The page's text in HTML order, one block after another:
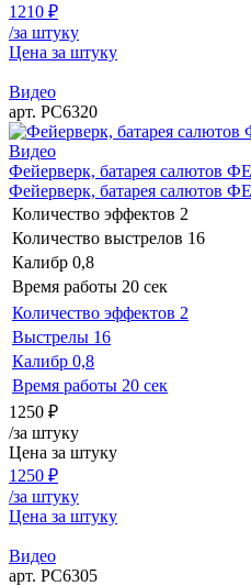
1210 ₽
/за штуку
Цена за штуку
Видео
арт. РС6320
Видео
Фейерверк, батарея
Фейерверк, батарея
Количество эффектов 2
Количество выстрелов 16
Калибр 0,8
Время работы 20 сек
Количество эффектов 2
Выстрелы 16
Калибр 0,8
Время работы 20 сек
1250 ₽
/за штуку
Цена за штуку
1250 ₽
/за штуку
Цена за штуку
Видео
арт. РС6305